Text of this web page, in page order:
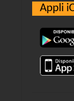
Appli